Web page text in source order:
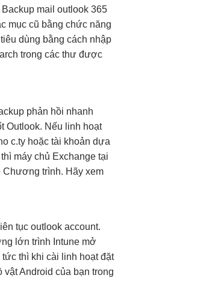
mail outlook 365
mục cũ bằng chức năng
dùng bằng cách nhập
trong các thư được
phản hồi nhanh
Outlook. Nếu linh hoạt
c.ty hoặc tài khoản dựa
máy chủ Exchange tại
Chương trình. Hãy xem
liên tục outlook account.
lớn trình Intune mở
tức thì khi cài linh hoạtđặt
Android của bạn trong